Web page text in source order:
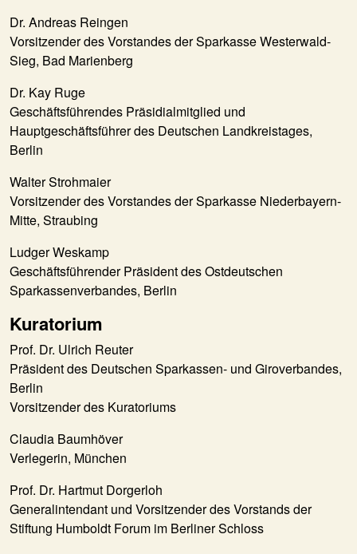
Dr. Andreas Reingen
Vorsitzender des Vorstandes der Sparkasse Westerwald-
Sieg, Bad Marienberg
Dr. Kay Ruge
Geschäftsführendes Präsidialmitglied und
Hauptgeschäftsführer des Deutschen Landkreistages,
Berlin
Walter Strohmaier
Vorsitzender des Vorstandes der Sparkasse Niederbayern-
Mitte, Straubing
Ludger Weskamp
Geschäftsführender Präsident des Ostdeutschen
Sparkassenverbandes, Berlin
Kuratorium
Prof. Dr. Ulrich Reuter
Präsident des Deutschen Sparkassen- und Giroverbandes,
Berlin
Vorsitzender des Kuratoriums
Claudia Baumhöver
Verlegerin, München
Prof. Dr. Hartmut Dorgerloh
Generalintendant und Vorsitzender des Vorstands der
Stiftung Humboldt Forum im Berliner Schloss